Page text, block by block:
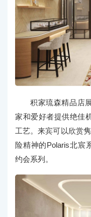
积家琉森精品店
家和爱好者提供绝佳
工艺。来宾可以欣赏
险精神的Polaris北宸
约会系列。